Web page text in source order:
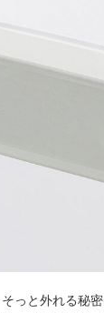
っと外れる秘